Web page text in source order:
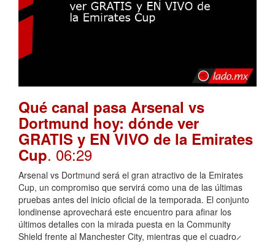
Qué canal pasa Arsenal vs
Dortmund hoy: dónde ver
GRATIS y EN VIVO de la Emirates
Cup. 06:29
Arsenal vs Dortmund será el gran atractivo de la Emirates
Cup, un compromiso que servirá como una de las últimas
pruebas antes del inicio oficial de la temporada. El conjunto
londinense aprovechará este encuentro para afinar los
últimos detalles con la mirada puesta en la Community
Shield frente al Manchester City, mientras que el cuadro ̷